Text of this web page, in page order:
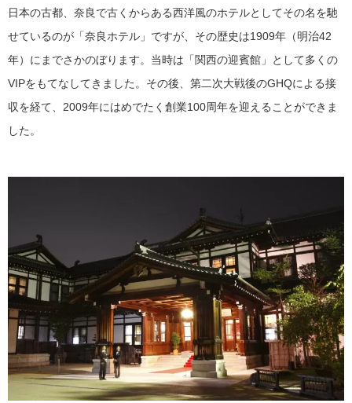
日本の古都、奈良で古くからある西洋風のホテルとしてその名を馳
せているのが「奈良ホテル」ですが、その歴史は1909年（明治42
年）にまでさかのぼります。当時は「関西の迎賓館」として多くの
VIPをもてなしてきました。その後、第二次大戦後のGHQによる接
収を経て、2009年にはめでたく創業100周年を迎えることができま
した。